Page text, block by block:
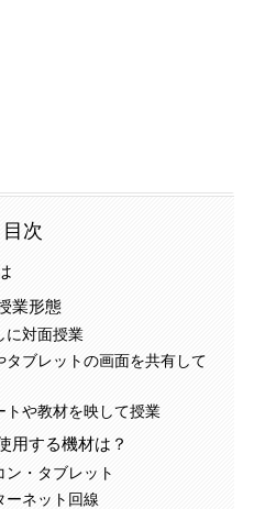
目次
業形態
対面授業
ブレットの画面を共有して
や教材を映して授業
用する機材は？
・タブレット
ネット回線